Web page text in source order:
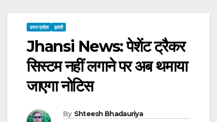
उत्तर प्रदेश झांसी
Jhansi News: पेशेंट ट्रैकर
सिस्टम नहीं लगाने पर अब थमाया
जाएगा नोटिस
By Shteesh Bhadauriya